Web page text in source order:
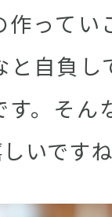
ってい
と自負
す。そん
いです